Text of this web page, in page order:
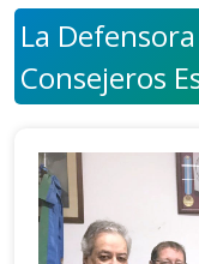
La
Consejeros